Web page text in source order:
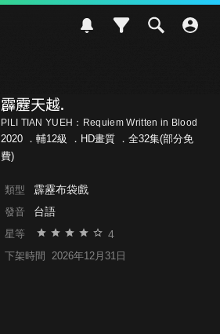
霹靂天越.
PILI TIAN YUEH：Requiem Written in Blood
2020 ． 輔12級
．HD畫質 ．全32集(部分免
費)
類型 霹靂布袋戲
發音 台語
星等 4
下架時間 2026年12月31日